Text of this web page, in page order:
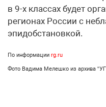
в 9-х классах будет
регионах России с
эпидобстановкой.
По информации rg.ru
Фото Вадима Мелешко из архива